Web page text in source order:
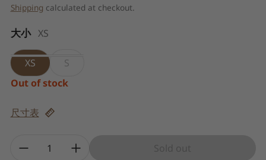
Shipping calculated at checkout.
大小 XS
XS
S
Out of stock
尺寸表
Quantity: